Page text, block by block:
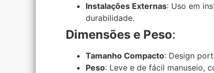
Instalações Externas: Uso em
durabilidade.
Dimensões e Peso:
Tamanho Compacto: Design
Peso: Leve e de fácil manuseio,